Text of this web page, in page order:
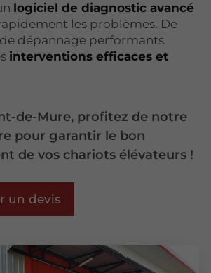
logiciel de diagnostic avancé
les problèmes. De
dépannage performants
interventions efficaces et
de-Mure, profitez de notre
pour garantir le bon
de vos chariots élévateurs !
un devis